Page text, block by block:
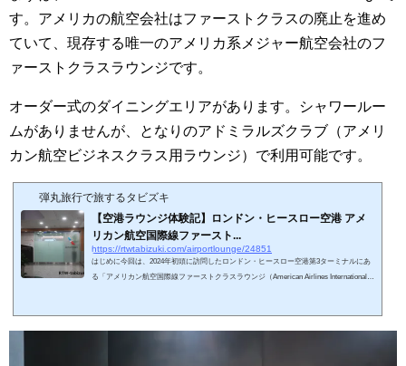
す。アメリカの航空会社はファーストクラスの廃止を進め
ていて、現存する唯一のアメリカ系メジャー航空会社のフ
ァーストクラスラウンジです。
オーダー式のダイニングエリアがあります。シャワールー
ムがありませんが、となりのアドミラルズクラブ（アメリ
カン航空ビジネスクラス用ラウンジ）で利用可能です。
弾丸旅行で旅するタビズキ
【空港ラウンジ体験記】ロンドン・ヒースロー空港 アメ
リカン航空国際線ファースト...
https://rtwtabizuki.com/airportlounge/24851
はじめに今回は、2024年初頭に訪問したロンドン・ヒースロー空港第3ターミナルにあ
る「アメリカン航空国際線ファーストクラスラウンジ（American Airlines International F